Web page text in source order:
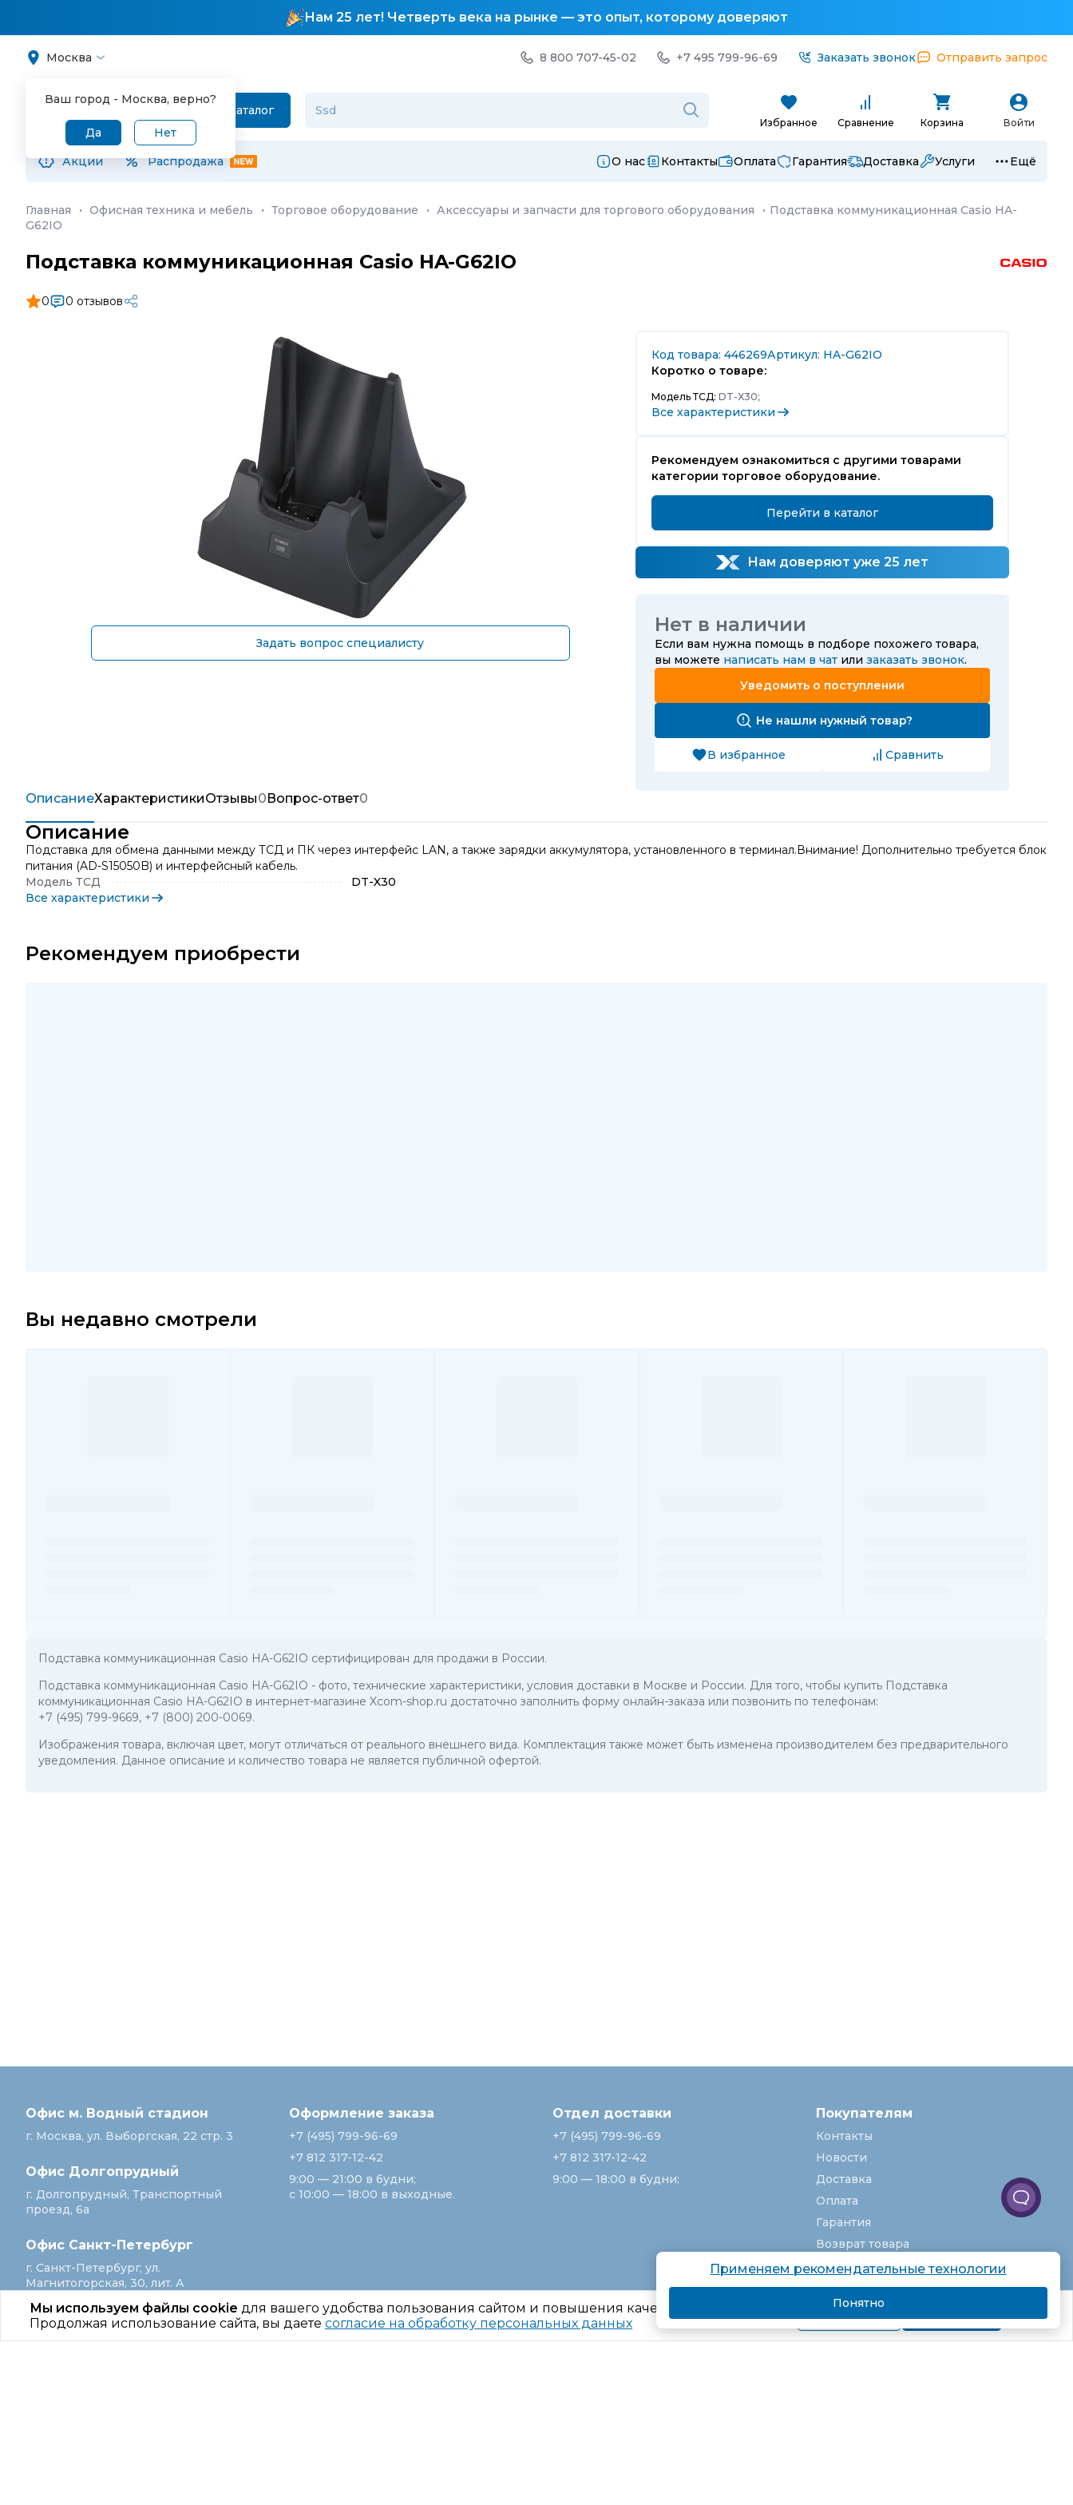
Нам 25 лет! Четверть века на рынке — это опыт, которому доверяют
Москва
Ваш город - Москва, верно?
Да Нет
8 800 707-45-02 +7 495 799-96-69 Заказать звонок Отправить запрос
Каталог
Избранное Сравнение Корзина Войти
Акции Распродажа О нас Контакты Оплата Гарантия Доставка Услуги Ещё
Мы используем файлы cookie для вашего удобства пользования сайтом и повышения качества рекомендаций.
Продолжая использование сайта, вы даете согласие на обработку персональных данных Подробнее Я согласен
Главная · Офисная техника и мебель · Торговое оборудование · Аксессуары и запчасти для торгового оборудования · Подставка коммуникационная Casio HA-
G62IO
Подставка коммуникационная Casio HA-G62IO
0 0 отзывов
Задать вопрос специалисту
Код товара: 446269Артикул: HA-G62IO
Коротко о товаре:
Модель ТСД: DT-X30;
Все характеристики
Рекомендуем ознакомиться с другими товарами
категории торговое оборудование.
Перейти в каталог
Нам доверяют уже 25 лет
Нет в наличии
Если вам нужна помощь в подборе похожего товара,
вы можете написать нам в чат или заказать звонок.
Уведомить о поступлении
Не нашли нужный товар?
В избранное Сравнить
ОписаниеХарактеристикиОтзывы0Вопрос-ответ0
Описание
Подставка для обмена данными между ТСД и ПК через интерфейс LAN, а также зарядки аккумулятора, установленного в терминал.Внимание! Дополнительно требуется блок
питания (AD-S15050B) и интерфейсный кабель.
Модель ТСД
DT-X30
Все характеристики
Рекомендуем приобрести
Вы недавно смотрели
Подставка коммуникационная Casio HA-G62IO сертифицирован для продажи в России.
Подставка коммуникационная Casio HA-G62IO - фото, технические характеристики, условия доставки в Москве и России. Для того, чтобы купить Подставка
коммуникационная Casio HA-G62IO в интернет-магазине Xcom-shop.ru достаточно заполнить форму онлайн-заказа или позвонить по телефонам:
+7 (495) 799-9669, +7 (800) 200-0069.
Изображения товара, включая цвет, могут отличаться от реального внешнего вида. Комплектация также может быть изменена производителем без предварительного
уведомления. Данное описание и количество товара не является публичной офертой.
Офис м. Водный стадион
г. Москва, ул. Выборгская, 22 стр. 3
Офис Долгопрудный
г. Долгопрудный, Транспортный
проезд, 6а
Офис Санкт‑Петербург
г. Санкт‑Петербург, ул.
Магнитогорская, 30, лит. А
Оформление заказа
+7 (495) 799-96-69
+7 812 317-12-42
9:00 — 21:00 в будни;
с 10:00 — 18:00 в выходные.
Отдел доставки
+7 (495) 799-96-69
+7 812 317-12-42
9:00 — 18:00 в будни;
Покупателям
Контакты
Новости
Доставка
Оплата
Гарантия
Возврат товара
Услуги
О компании
Вакансии
Карта сайта
Применяем рекомендательные технологии
Понятно